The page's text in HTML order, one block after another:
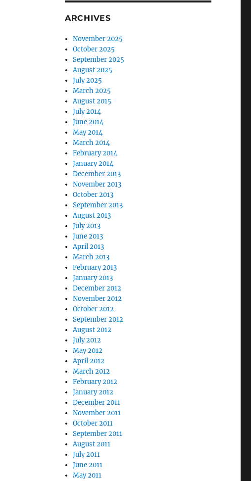
ARCHIVES
November 2025
October 2025
September 2025
August 2025
July 2025
March 2025
August 2015
July 2014
June 2014
May 2014
March 2014
February 2014
January 2014
December 2013
November 2013
October 2013
September 2013
August 2013
July 2013
June 2013
April 2013
March 2013
February 2013
January 2013
December 2012
November 2012
October 2012
September 2012
August 2012
July 2012
May 2012
April 2012
March 2012
February 2012
January 2012
December 2011
November 2011
October 2011
September 2011
August 2011
July 2011
June 2011
May 2011